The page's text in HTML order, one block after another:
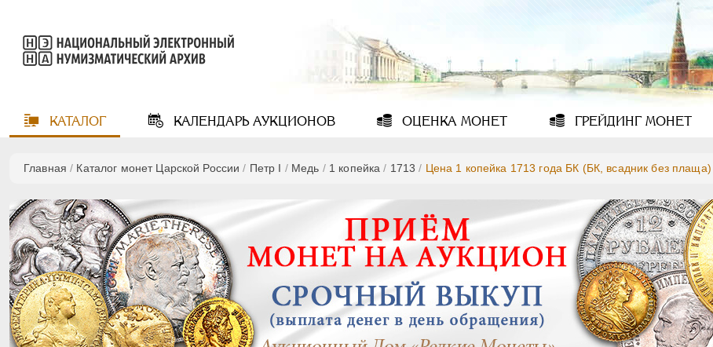
КАТАЛОГ КАЛЕНДАРЬАУКЦИОНОВ ОЦЕНКА МОНЕТ ГРЕЙДИНГМОНЕТ
Главная / Каталог монет Царской России / Пeтр I / Медь / 1 копейка / 1713 / Цена 1 копейка 1713 года БК (БК, всадник без плаща)